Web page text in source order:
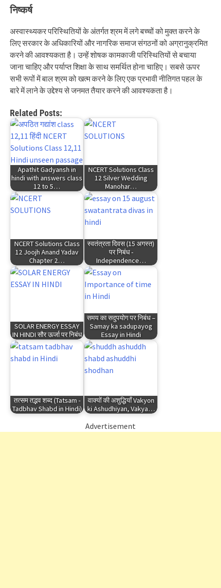
निष्कर्ष
अस्वास्थ्यकर परिस्थितियों के अंतर्गत श्रम में लगे बच्चों को मुक्त करने के
लिए सरकार के अधिकारियों और नागरिक समाज संगठनों को अग्रानुक्रमित
करने की आवश्यकता है। उन्हें शोषक कामकाजी परिस्थितियों से बचाया
जाना चाहिए और पर्याप्त शिक्षा के साथ समर्थित होना चाहिए। सबसे ऊपर
सभी रूपों में बाल श्रम को खत्म करने के लिए एक प्रभावी नीतिगत पहल के
बारे में लाने के उद्देश्य से जनमत तैयार करने की आवश्यकता है।
Related Posts:
Apathit Gadyansh in
hindi with answers class
12 to 5…
NCERT Solutions Class
12 Silver Wedding
Manohar…
NCERT Solutions Class
12 Joojh Anand Yadav
Chapter 2…
स्वतंत्रता दिवस (15 अगस्त)
पर निबंध -
Independence…
SOLAR ENERGY ESSAY
IN HINDI सौर ऊर्जा पर निबंध
समय का सदुपयोग पर निबंध –
Samay ka sadupayog
Essay in Hindi
तत्सम तद्भव शब्द (Tatsam -
Tadbhav Shabd in Hindi)
वाक्यों की अशुद्धियाँ Vakyon
ki Ashudhiyan, Vakya…
Advertisement